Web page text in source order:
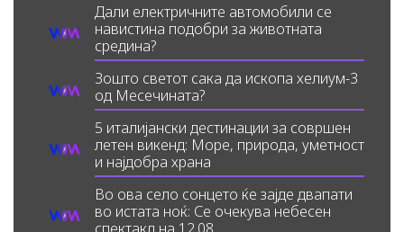
Дали електричните автомобили се
навистина подобри за животната
средина?
Зошто светот сака да ископа хелиум-3
од Месечината?
5 италијански дестинации за совршен
летен викенд: Море, природа, уметност
и најдобра храна
Во ова село сонцето ќе зајде двапати
во истата ноќ: Се очекува небесен